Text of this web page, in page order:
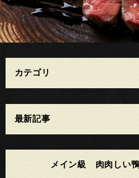
カテゴリ
最新記事
メイン級 肉肉しい